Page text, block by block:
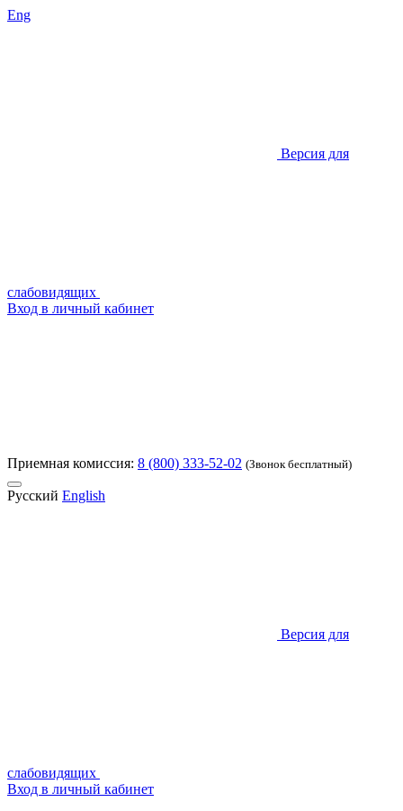
Eng
Версия для
слабовидящих
Вход в личный кабинет
Приемная комиссия: 8 (800) 333-52-02 (Звонок бесплатный)
Русский English
Версия для
слабовидящих
Вход в личный кабинет